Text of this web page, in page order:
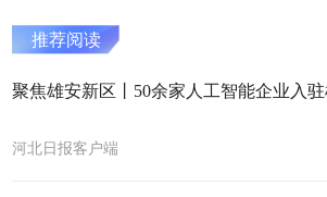
推荐阅读
聚焦雄安新区丨50余家人工智能企业入
河北日报客户端